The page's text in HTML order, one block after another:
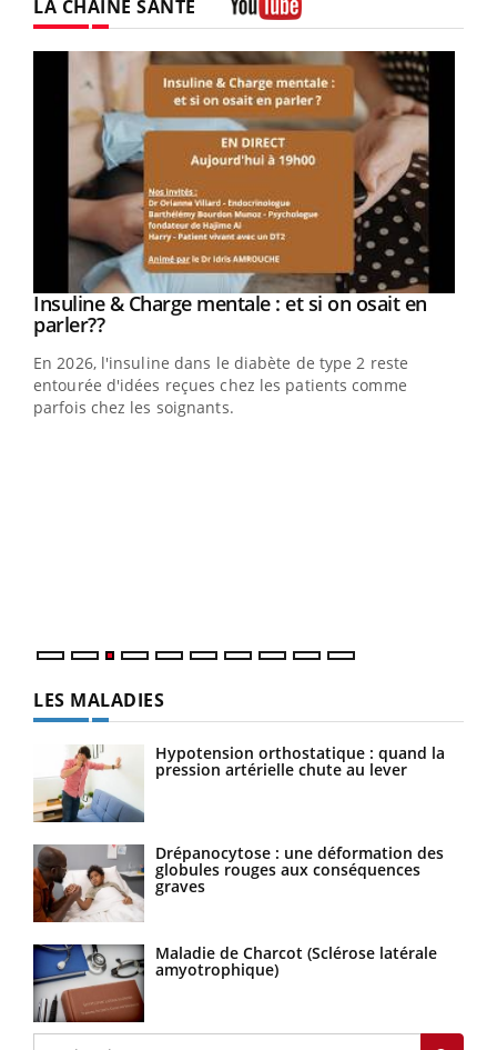
LA CHAÎNE SANTÉ
Youtube
Insuline & Charge mentale : et si on osait en
parler??Youtube
En 2026, l'insuline dans le diabète de type 2 reste
entourée d'idées reçues chez les patients comme
parfois chez les soignants.
LES MALADIES
Hypotension orthostatique : quand la
pression artérielle chute au lever
Drépanocytose : une déformation des
globules rouges aux conséquences
graves
Maladie de Charcot (Sclérose latérale
amyotrophique)